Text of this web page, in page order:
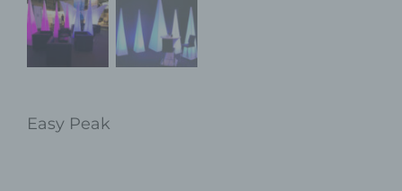
Easy Peak